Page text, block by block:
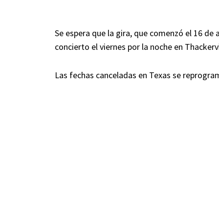
Se espera que la gira, que comenzó el 16
concierto el viernes por la noche en
Las fechas canceladas en Texas se